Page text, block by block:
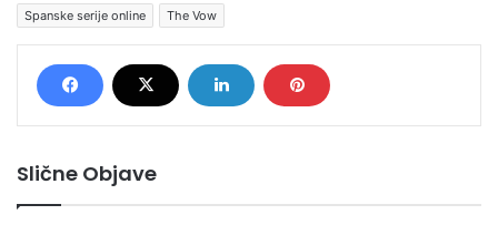
Spanske serije online
The Vow
Slične Objave